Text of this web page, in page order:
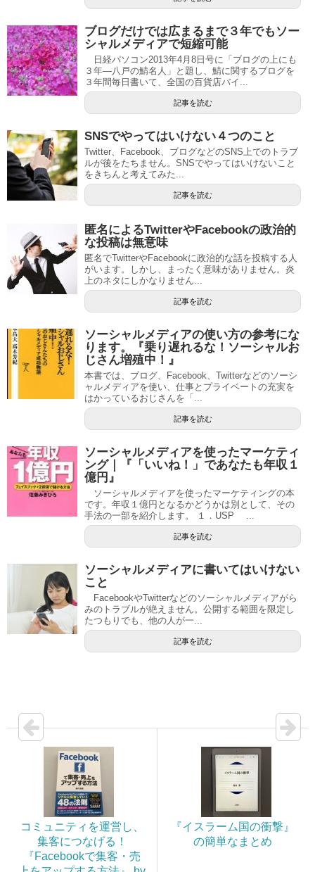
ブログだけでは広まるまで３年でもソー
シャルメディアで短縮可能
日経パソコン2013年4月8日号に「ブログの上にも
３年―八戸の鯖名人」と題し、鯖に関するブログを
３年間毎日書いて、全国の百貨店バイ...
記事を読む
SNSでやってはいけない４つのこと
Twitter、Facebook、ブログなどのSNS上でのトラブ
ルが後をたちません。SNSでやってはいけないこと
をきちんと考えてみた...
記事を読む
匿名によるTwitterやFacebookの政治的
な投稿は無意味
匿名でTwitterやFacebookに政治的な話を投稿する人
がいます。しかし、まったく意味がありません。炎
上のネタにしかなりません...
記事を読む
ソーシャルメディアの使い方の参考にな
ります。『乗り遅れるな！ソーシャルお
じさん増殖中！』
本書では、ブログ、Facebook、Twitterなどのソーシ
ャルメディアを使い、仕事とプライベートの充実を
はかっているおじさんを「...
記事を読む
ソーシャルメディアを使ったマーケティ
ング｜『「いいね！」であなたも年収１
億円』
ソーシャルメディアを使ったマーケティングの本
です。年収１億円となるかどうかは別として、その
手法の一部を紹介します。 １．USP ...
記事を読む
ソーシャルメディアに書いてはいけない
こと
FacebookやTwitterなどのソーシャルメディアがら
みのトラブルが絶えません。公開する範囲を限定し
たつもりでも、他の人が一...
記事を読む
コミュニティを運営し、
集客につなげる！
『Facebookで集客・売
『イスラーム国の衝撃』
の簡単なまとめ